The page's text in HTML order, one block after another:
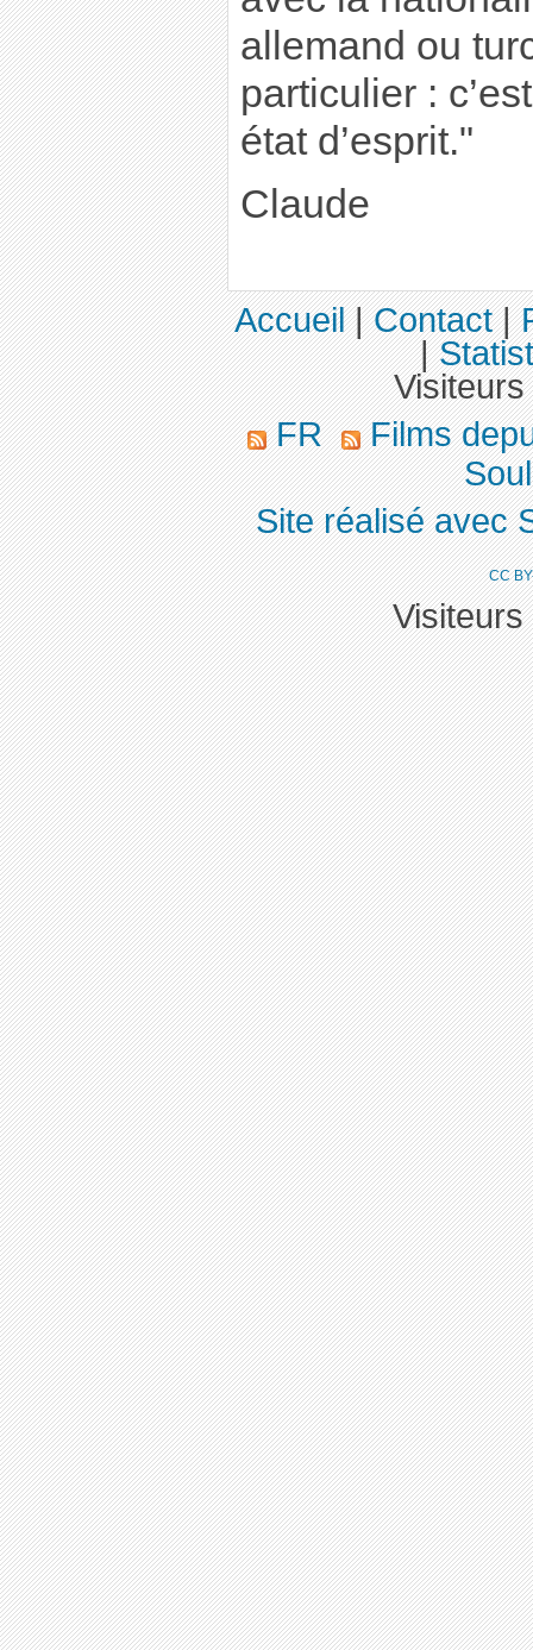
allemand ou
particulier :
état d’esprit."
Claude
Accueil|Contact|
|
FR
Films
Site réalisé avec
CC